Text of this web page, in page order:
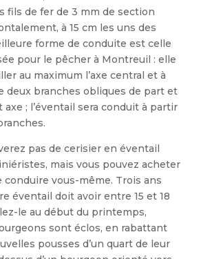
fils de fer de 3 mm de sec­tion
à 15 cm les uns des
forme de conduite est celle
pour le pêcher à Montreuil : elle
au maximum l’axe central et à
deux branches obliques de part et
axe ; l’éventail sera con­duit à partir
pas de cerisier en éventail
mais vous pouvez acheter
conduire vous-même. Trois ans
éventail doit avoir entre 15 et 18
le au début du printemps,
sont éclos, en rabattant
pousses d’un quart de leur